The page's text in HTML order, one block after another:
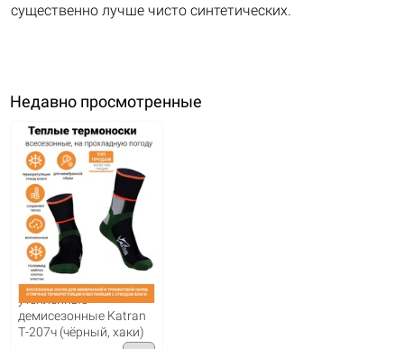
существенно лучше чисто синтетических.
Недавно просмотренные
Термоноски
утепленные
демисезонные Katran
Т-207ч (чёрный, хаки)